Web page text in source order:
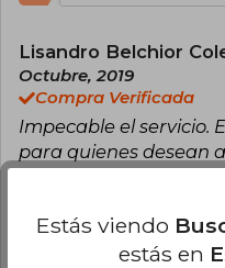
Lisandro Belchior
Octubre, 2019
Compra Verificada
Impecable el servicio.
para quienes desean
Esta opinión es
Estás viendo
estás en